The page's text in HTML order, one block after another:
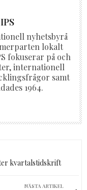
nyhetsbyrå
lokalt
fokuserar på och
internationell
samt
1964.
kvartalstidskrift
NÄSTA ARTIKEL